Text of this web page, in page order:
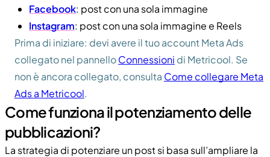
Facebook: post con una sola immagine
Instagram: post con una sola immagine e Reels
Prima di iniziare: devi avere il tuo account Meta Ads
collegato nel pannelloConnessioni di Metricool. Se
non è ancora collegato, consulta Come collegare Meta
Ads a Metricool.
Come funziona il potenziamento delle
pubblicazioni?
La strategia di potenziare un post si basa sull’ampliare la